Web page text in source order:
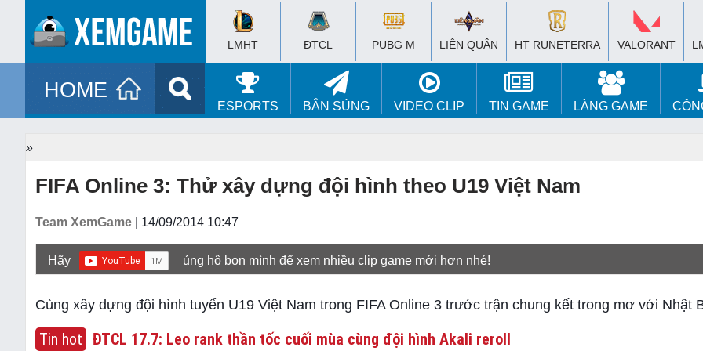
LMHT ĐTCL PUBG M LIÊN QUÂN HT RUNETERRA VALORANT
HOME
ESPORTS BẮN SÚNG VIDEO CLIP TIN GAME LÀNG GAME
»
FIFA Online 3: Thử xây dựng đội hình theo U19 Việt Nam
Team XemGame | 14/09/2014 10:47
Hãy ủng hộ bọn mình để xem nhiều clip game mới hơn nhé!
Cùng xây dựng đội hình tuyển U19 Việt Nam trong FIFA Online 3 trước trận chung kết trong mơ với Nhật
Tin hot ĐTCL 17.7: Leo rank thần tốc cuối mùa cùng đội hình Akali reroll